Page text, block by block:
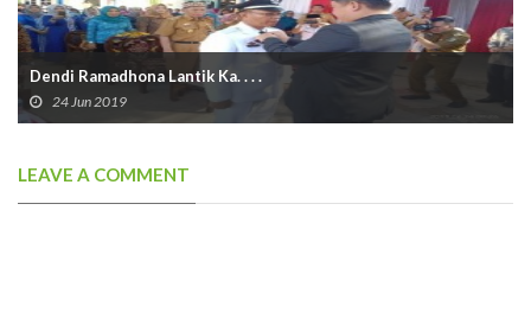
Dendi Ramadhona Lantik Ka. . . .
24 Jun 2019
LEAVE A COMMENT